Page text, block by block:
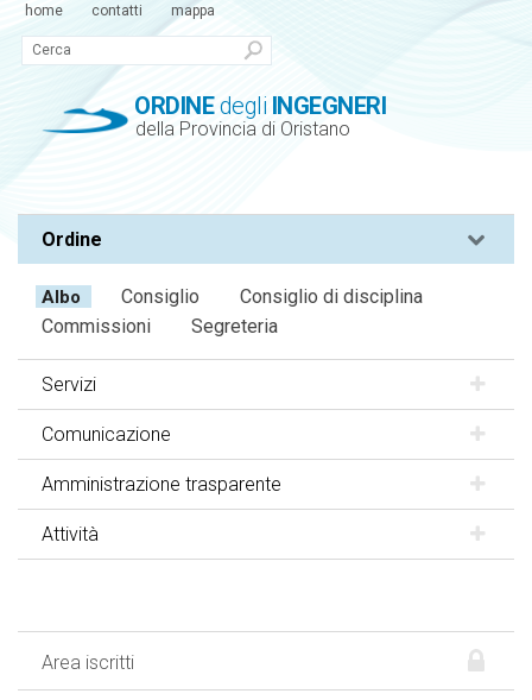
ORDINEdegli INGEGNERI
della Provincia di Oristano
home contatti mappa
Ordine
Albo Consiglio
Consiglio di disciplina
Commissioni
Segreteria
Servizi
Comunicazione
Amministrazione trasparente
Attività
Area iscritti